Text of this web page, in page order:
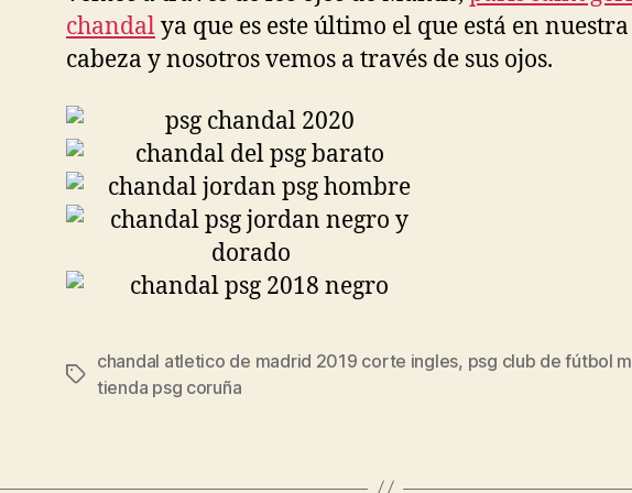
chandalya que es este último el que está en nuestra
cabeza y nosotros vemos a través de sus ojos.
Etiquetas
chandal atletico de madrid 2019 corte ingles, psg club de fútbol
tienda psg coruña